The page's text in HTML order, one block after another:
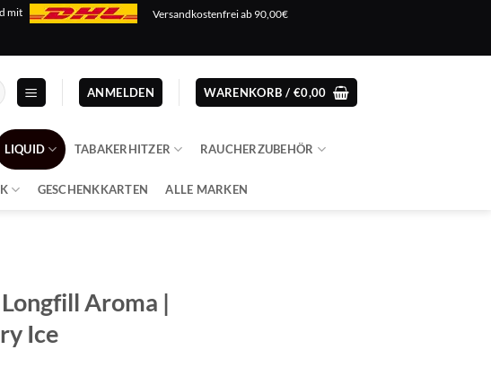
mit Versandkostenfrei ab 90,00€
ANMELDEN WARENKORB / €0,00
LIQUID TABAKERHITZER RAUCHERZUBEHÖR
GESCHENKKARTEN ALLE MARKEN
Aroma |
Ice